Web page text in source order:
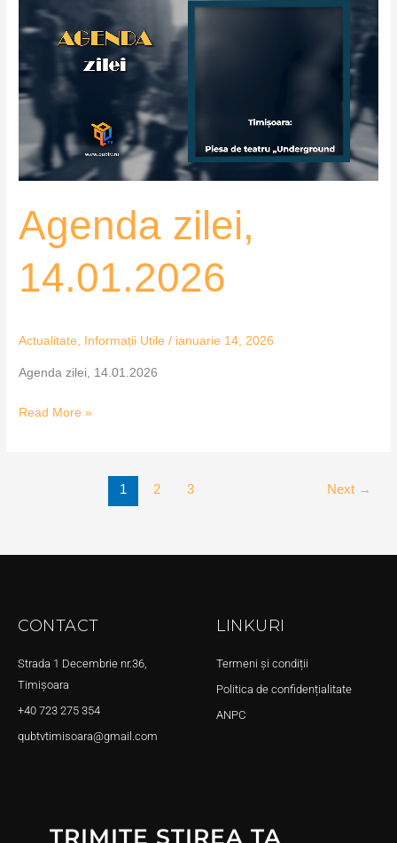
Agenda zilei,
14.01.2026
Actualitate, Informații Utile / ianuarie 14, 2026
Agenda zilei, 14.01.2026
zilei,
14.01.2026
Read More »
1 2 3 Next →
CONTACT
Strada 1 Decembrie nr.36,
Timișoara
+40 723 275 354
qubtvtimisoara@gmail.com
LINKURI
Termeni și condiții
Politica de confidențialitate
ANPC
TRIMITE ȘTIREA TA